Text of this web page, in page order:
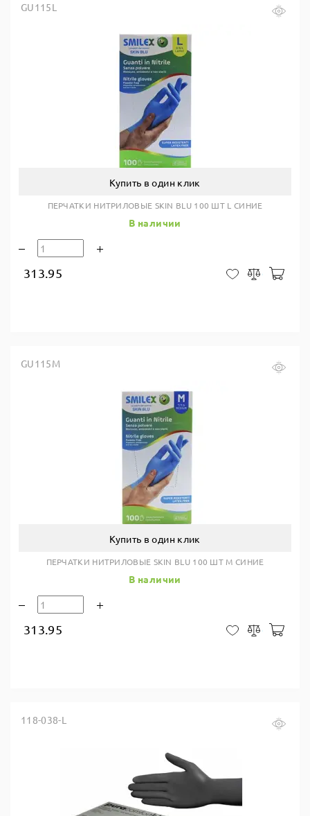
GU115L
Купить в один клик
ПЕРЧАТКИ НИТРИЛОВЫЕ SKIN BLU 100 ШТ L СИНИЕ
В наличии
313.95 В закладки
Сравнить
GU115M
Купить в один клик
ПЕРЧАТКИ НИТРИЛОВЫЕ SKIN BLU 100 ШТ M СИНИЕ
В наличии
313.95 В закладки
Сравнить
118-038-L